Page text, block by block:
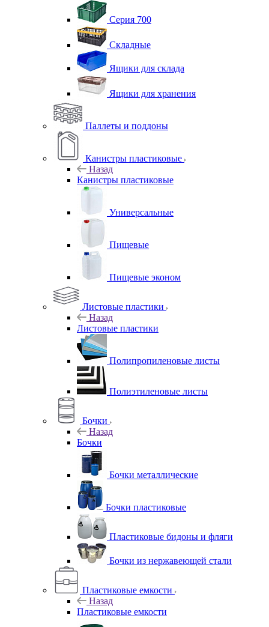
Серия 700
Складные
Ящики для склада
Ящики для хранения
Паллеты и поддоны
Канистры пластиковые
Назад
Канистры пластиковые
Универсальные
Пищевые
Пищевые эконом
Листовые пластики
Назад
Листовые пластики
Полипропиленовые листы
Полиэтиленовые листы
Бочки
Назад
Бочки
Бочки металлические
Бочки пластиковые
Пластиковые бидоны и фляги
Бочки из нержавеющей стали
Пластиковые емкости
Назад
Пластиковые емкости